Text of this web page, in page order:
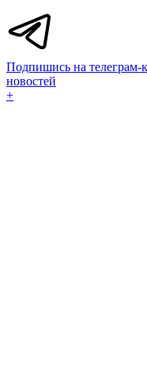
Подпишись на телеграм-
новостей
+